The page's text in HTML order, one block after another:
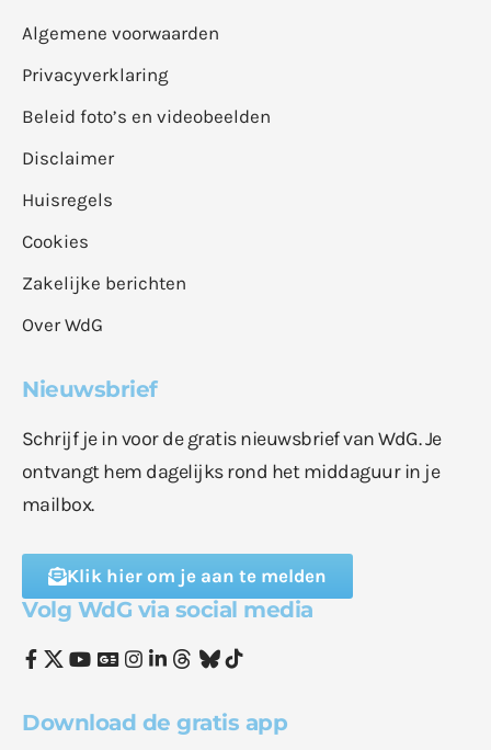
Algemene voorwaarden
Privacyverklaring
Beleid foto’s en videobeelden
Disclaimer
Huisregels
Cookies
Zakelijke berichten
Over WdG
Nieuwsbrief
Schrijf je in voor de gratis nieuwsbrief van WdG. Je
ontvangt hem dagelijks rond het middaguur in je
mailbox.
Klik hier om je aan te melden
Volg WdG via social media
Download de gratis app